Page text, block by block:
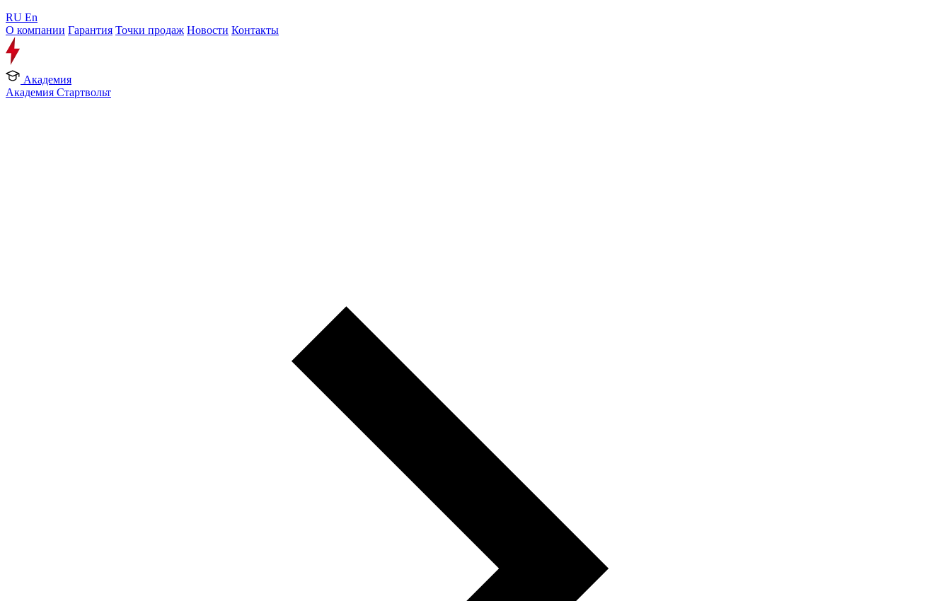
RU En
О компании Гарантия Точки продаж Новости Контакты
Академия
Академия Стартвольт